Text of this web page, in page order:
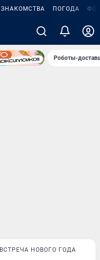
ЗНАКОМСТВА ПОГОДА
Роботы-
ВСТРЕЧА НОВОГО ГОДА